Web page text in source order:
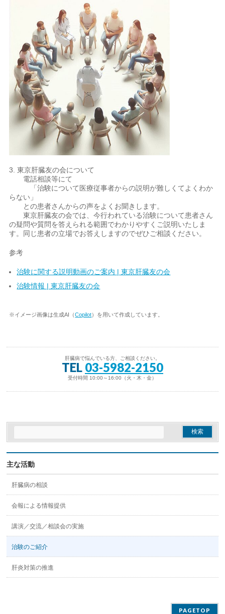
3. 東京肝臓友の会について
電話相談等にて
「治験について医療従事者からの説明が難しくてよくわか
らない」
との患者さんからの声をよくお聞きします。
東京肝臓友の会では、今行われている治験について患者さん
の疑問や質問を答えられる範囲でわかりやすくご説明いたしま
す。同じ患者の立場でお答えしますのでぜひご相談ください。
参考
治験に関する説明動画のご案内 | 東京肝臓友の会
治験情報 | 東京肝臓友の会
※イメージ画像は生成AI（Copilot）を用いて作成しています。
肝臓病で悩んでいる方、ご相談ください。
TEL 03-5982-2150
受付時間 10:00～16:00（火・木・金）
主な活動
肝臓病の相談
会報による情報提供
講演／交流／相談会の実施
治験のご紹介
肝炎対策の推進
PAGETOP